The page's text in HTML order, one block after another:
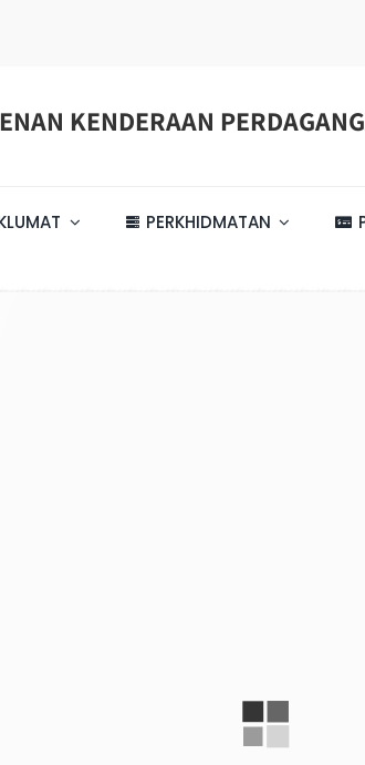
KENDERAAN
PERKHIDMATAN